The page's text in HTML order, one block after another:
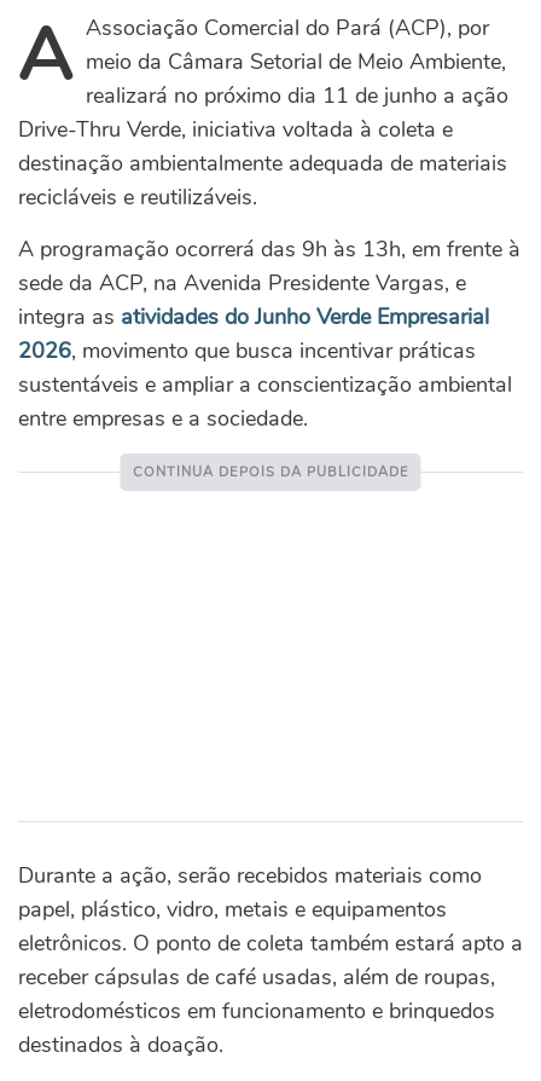
AAssociação Comercial do Pará (ACP), por
meio da Câmara Setorial de Meio Ambiente,
realizará no próximo dia 11 de junho a ação
Drive-Thru Verde, iniciativa voltada à coleta e
destinação ambientalmente adequada de materiais
recicláveis e reutilizáveis.
A programação ocorrerá das 9h às 13h, em frente à
sede da ACP, na Avenida Presidente Vargas, e
integra as atividades do Junho Verde Empresarial
2026, movimento que busca incentivar práticas
sustentáveis e ampliar a conscientização ambiental
entre empresas e a sociedade.
Durante a ação, serão recebidos materiais como
papel, plástico, vidro, metais e equipamentos
eletrônicos. O ponto de coleta também estará apto a
receber cápsulas de café usadas, além de roupas,
eletrodomésticos em funcionamento e brinquedos
destinados à doação.